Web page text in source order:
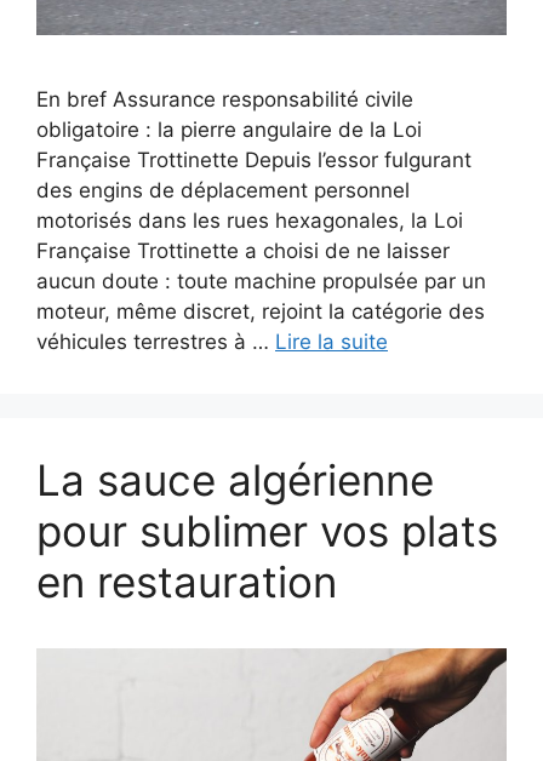
En bref Assurance responsabilité civile
obligatoire : la pierre angulaire de la Loi
Française Trottinette Depuis l’essor fulgurant
des engins de déplacement personnel
motorisés dans les rues hexagonales, la Loi
Française Trottinette a choisi de ne laisser
aucun doute : toute machine propulsée par un
moteur, même discret, rejoint la catégorie des
véhicules terrestres à … Lire la suite
La sauce algérienne
pour sublimer vos plats
en restauration